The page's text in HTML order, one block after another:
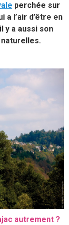
perchée sur
a l’air d’être en
y a aussi son
autrement ?